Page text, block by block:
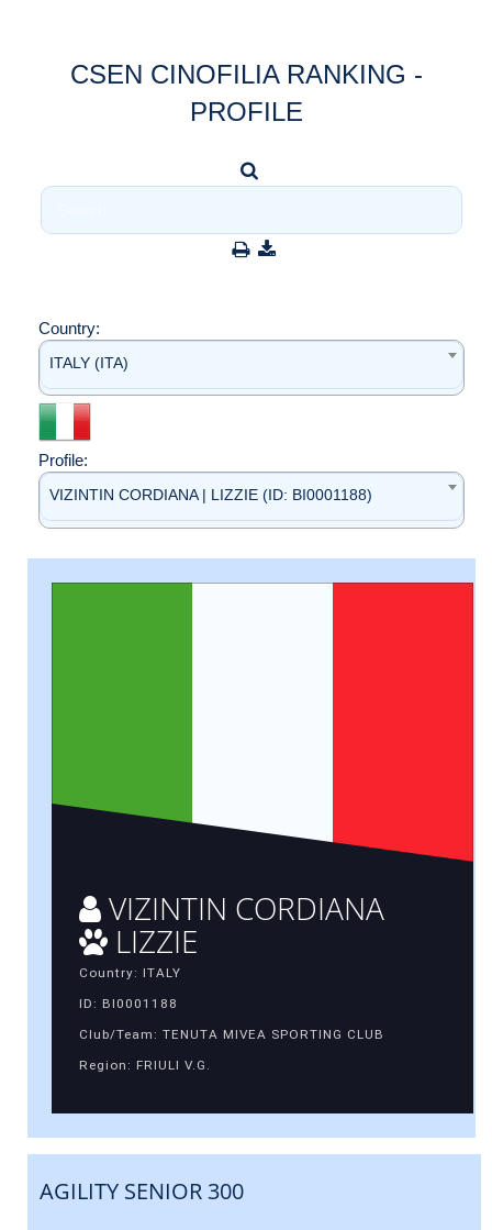
CSEN CINOFILIA RANKING -
PROFILE
Country:
ITALY (ITA)
Profile:
VIZINTIN CORDIANA | LIZZIE (ID: BI0001188)
VIZINTIN CORDIANA
LIZZIE
Country: ITALY
ID: BI0001188
Club/Team: TENUTA MIVEA SPORTING CLUB
Region: FRIULI V.G.
AGILITY SENIOR 300